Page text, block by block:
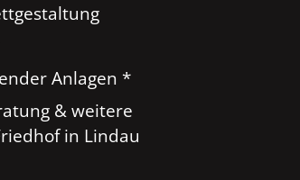
Anlagen *
& weitere
in Lindau